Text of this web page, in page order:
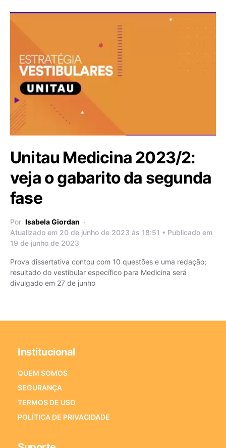
Unitau Medicina 2023/2:
veja o gabarito da segunda
fase
Por Isabela Giordan
Atualizado em 20 de junho de 2023 às 18:51 • Publicado em
19 de junho de 2023
Prova dissertativa contou com 10 questões e uma redação;
resultado do vestibular específico para Medicina será
divulgado em 27 de junho
Institucional
QUEM SOMOS
SEGURANÇA
TERMOS DE USO
POLÍTICA DE PRIVACIDADE